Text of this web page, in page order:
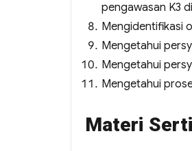
pengawasan K3
Mengidentifikasi
Mengetahui
Mengetahui
Mengetahui
Materi